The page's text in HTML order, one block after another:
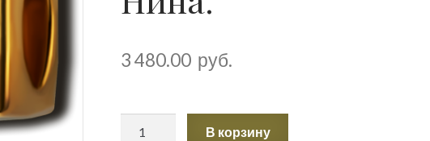
3 480.00 руб.
В корзину